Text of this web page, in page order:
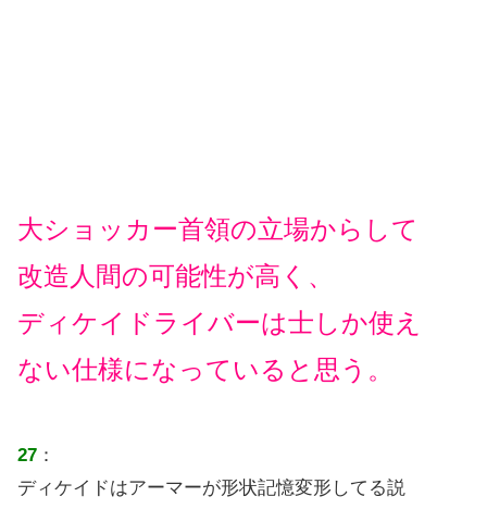
大ショッカー首領の立場からして
改造人間の可能性が高く、
ディケイドライバーは士しか使え
ない仕様になっていると思う。
27 ：
ディケイドはアーマーが形状記憶変形してる説